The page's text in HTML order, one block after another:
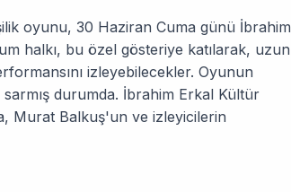
oyunu, 30 Haziran Cuma günü İbrahim
halkı, bu özel gösteriye katılarak, uzun
izleyebilecekler. Oyunun
durumda. İbrahim Erkal Kültür
Murat Balkuş'un ve izleyicilerin